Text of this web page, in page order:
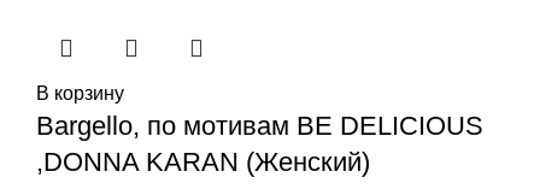
В корзину
Bargello, по мотивам BE DELICIOUS
,DONNA KARAN (Женский)